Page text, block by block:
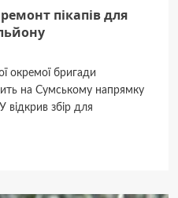
пікапів для
окремої бригади
на Сумському напрямку
відкрив збір для